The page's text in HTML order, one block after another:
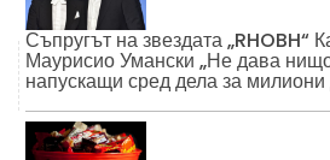
Съпругът на звездата „RHOBH“
Маурисио Умански „Не дава
напускащи сред дела за